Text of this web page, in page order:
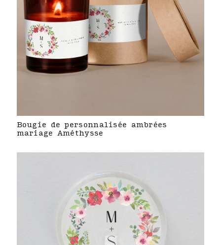
Bougie de personnalisée ambrées
mariage Améthysse